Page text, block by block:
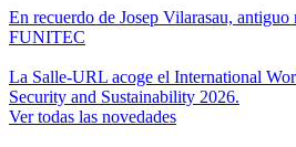
En recuerdo de Josep Vilarasau,
FUNITEC
La Salle-URL acoge el International
Security and Sustainability 2026.
Ver todas las novedades